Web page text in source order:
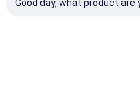
Good day, what product are